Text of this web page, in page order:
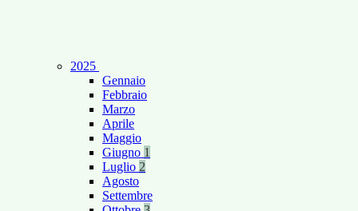
2025
Gennaio
Febbraio
Marzo
Aprile
Maggio
Giugno 1
Luglio 2
Agosto
Settembre